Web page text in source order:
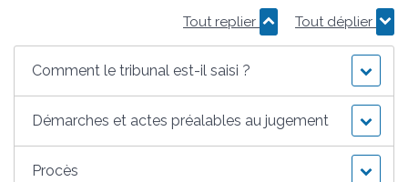
Tout replier Tout déplier
Comment le tribunal est-il saisi ?
Démarches et actes préalables au jugement
Procès